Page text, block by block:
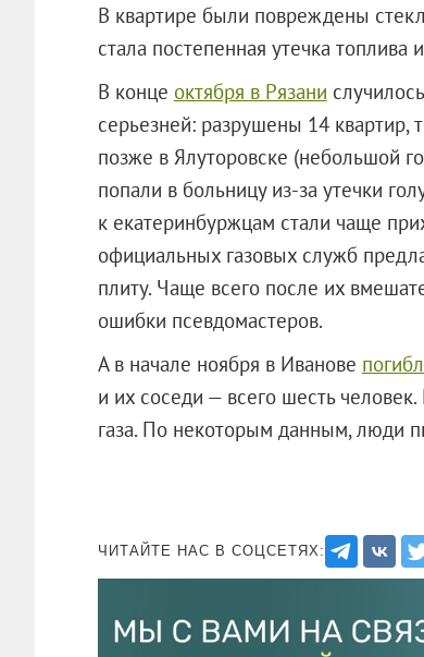
В квартире были повреждены
стала постепенная утечка топлива
В конце октября в Рязани
серьезней: разрушены 14 квартир,
позже в Ялуторовске (небольшой
попали в больницу из-за утечки
к екатеринбуржцам стали чаще
официальных газовых служб
плиту. Чаще всего после их
ошибки псевдомастеров.
А в начале ноября в Иванове
и их соседи — всего шесть
газа. По некоторым данным, люди
ЧИТАЙТЕ НАС В СОЦСЕТЯХ: